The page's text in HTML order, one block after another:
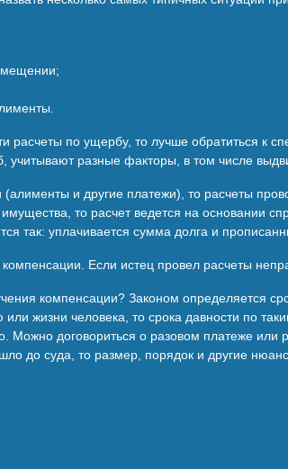
расчеты по ущербу, то лучше обратиться
разные факторы, в том числе
и другие платежи), то расчеты
то расчет ведется на основании
так: уплачивается сумма долга и
Если истец провел расчеты
компенсации? Законом определяется
жизни человека, то срока давности по
Можно договориться о разовом платеже
до суда, то размер, порядок и другие